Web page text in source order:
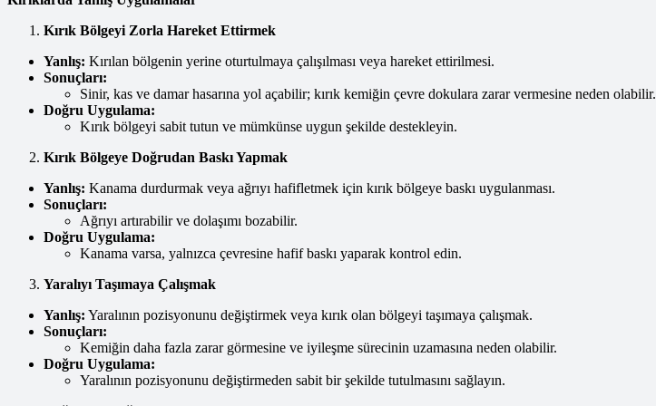
Kırık Bölgeyi Zorla Hareket Ettirmek
Yanlış: Kırılan bölgenin yerine oturtulmaya çalışılması veya hareket ettirilmesi.
Sonuçları:
Sinir, kas ve damar hasarına yol açabilir; kırık kemiğin çevre dokulara zarar vermesine neden olabilir.
Doğru Uygulama:
Kırık bölgeyi sabit tutun ve mümkünse uygun şekilde destekleyin.
Kırık Bölgeye Doğrudan Baskı Yapmak
Yanlış: Kanama durdurmak veya ağrıyı hafifletmek için kırık bölgeye baskı uygulanması.
Sonuçları:
Ağrıyı artırabilir ve dolaşımı bozabilir.
Doğru Uygulama:
Kanama varsa, yalnızca çevresine hafif baskı yaparak kontrol edin.
Yaralıyı Taşımaya Çalışmak
Yanlış: Yaralının pozisyonunu değiştirmek veya kırık olan bölgeyi taşımaya çalışmak.
Sonuçları:
Kemiğin daha fazla zarar görmesine ve iyileşme sürecinin uzamasına neden olabilir.
Doğru Uygulama:
Yaralının pozisyonunu değiştirmeden sabit bir şekilde tutulmasını sağlayın.